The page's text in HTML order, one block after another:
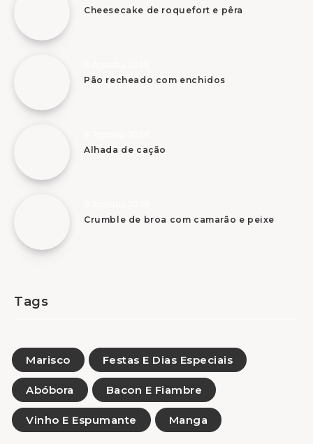
Cheesecake de roquefort e pêra
Pão recheado com enchidos
Alhada de cação
Crumble de broa com camarão e peixe
Tags
Marisco Festas E Dias Especiais
Abóbora Bacon E Fiambre
Vinho E Espumante Manga